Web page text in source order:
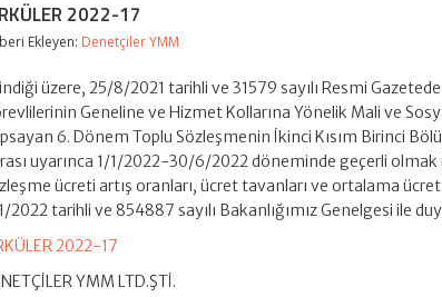
2022-17
Ekleyen: Denetçiler YMM
üzere, 25/8/2021 tarihli ve 31579 sayılı Resmi
Geneline ve Hizmet Kollarına Yönelik Mali ve
6. Dönem Toplu Sözleşmenin İkinci Kısım Birinci
uyarınca 1/1/2022-30/6/2022 döneminde geçerli
ücreti artış oranları, ücret tavanları ve ortalama ücret
2022 tarihli ve 854887 sayılı Bakanlığımız Genelgesi ile
2022-17
YMM LTD.ŞTİ.